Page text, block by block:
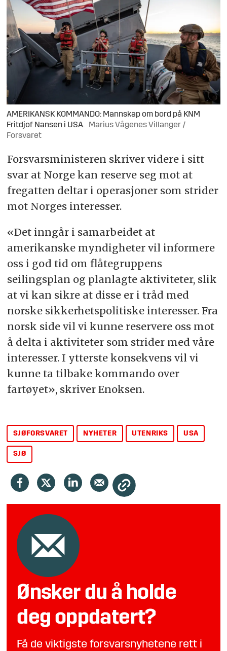
AMERIKANSK KOMMANDO: Mannskap om bord på KNM
Fritdjof Nansen i USA.
Marius Vågenes Villanger /
Forsvaret
Forsvarsministeren skriver videre i sitt
svar at Norge kan reserve seg mot at
fregatten deltar i operasjoner som strider
mot Norges interesser.
«Det inngår i samarbeidet at
amerikanske myndigheter vil informere
oss i god tid om flåtegruppens
seilingsplan og planlagte aktiviteter, slik
at vi kan sikre at disse er i tråd med
norske sikkerhetspolitiske interesser. Fra
norsk side vil vi kunne reservere oss mot
å delta i aktiviteter som strider med våre
interesser. I ytterste konsekvens vil vi
kunne ta tilbake kommando over
fartøyet», skriver Enoksen.
SJØFORSVARET NYHETER UTENRIKS USA
SJØ
Ønsker du å holde
deg oppdatert?
Få de viktigste forsvarsnyhetene rett i